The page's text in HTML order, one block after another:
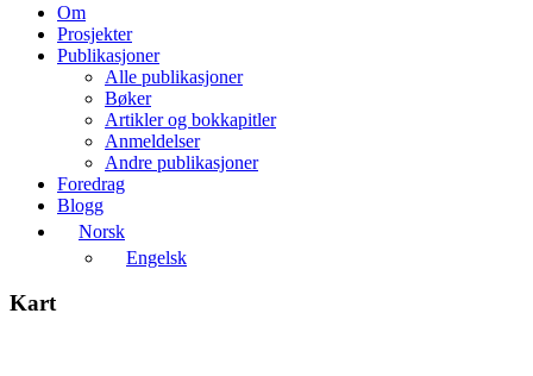
Om
Prosjekter
Publikasjoner
Alle publikasjoner
Bøker
Artikler og bokkapitler
Anmeldelser
Andre publikasjoner
Foredrag
Blogg
Norsk
Engelsk
Kart